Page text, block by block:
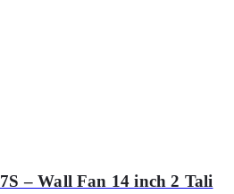
– Wall Fan 14 inch 2 Tali